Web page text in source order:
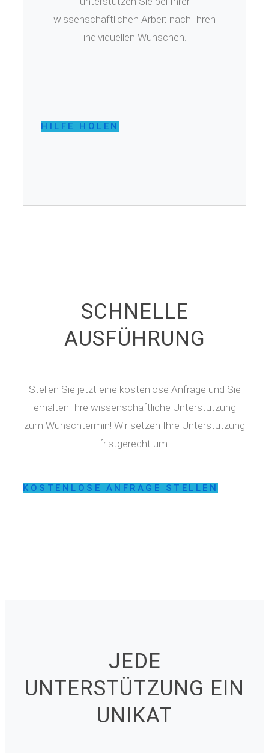
wissenschaftlichen Arbeit nach Ihren
individuellen Wünschen.
HILFE HOLEN
SCHNELLE
AUSFÜHRUNG
Stellen Sie jetzt eine kostenlose Anfrage und Sie
erhalten Ihre wissenschaftliche Unterstützung
zum Wunschtermin! Wir setzen Ihre Unterstützung
fristgerecht um.
KOSTENLOSE ANFRAGE STELLEN
JEDE
UNTERSTÜTZUNG EIN
UNIKAT